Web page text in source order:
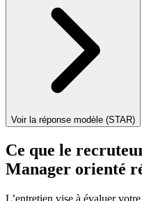
Voir la réponse modèle (STAR)
Ce que le
Manager orienté
L’entretien vise à évaluer